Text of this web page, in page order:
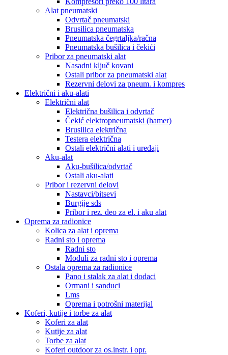
Alat pneumatski
Odvrtač pneumatski
Brusilica pneumatska
Pneumatska čegrtaljka/račna
Pneumatska bušilica i čekići
Pribor za pneumatski alat
Nasadni ključ kovani
Ostali pribor za pneumatski alat
Rezervni delovi za pneum. i kompres
Električni i aku-alati
Električni alat
Električna bušilica i odvrtač
Čekić elektropneumatski (hamer)
Brusilica električna
Testera električna
Ostali električni alati i uređaji
Aku-alat
Aku-bušilica/odvrtač
Ostali aku-alati
Pribor i rezervni delovi
Nastavci/bitsevi
Burgije sds
Pribor i rez. deo za el. i aku alat
Oprema za radionice
Kolica za alat i oprema
Radni sto i oprema
Radni sto
Moduli za radni sto i oprema
Ostala oprema za radionice
Pano i stalak za alat i dodaci
Ormani i sanduci
Lms
Oprema i potrošni materijal
Koferi, kutije i torbe za alat
Koferi za alat
Kutije za alat
Torbe za alat
Koferi outdoor za os.instr. i opr.